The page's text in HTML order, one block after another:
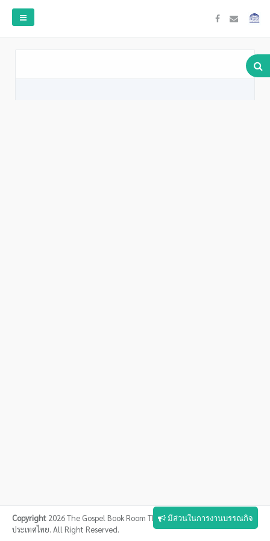
มีส่วนในการงานบรรณกิจ
Copyright 2026 The Gospel Book Room Thailand ห้องสมุดกิตติคุณแห่ง
ประเทศไทย. All Right Reserved.